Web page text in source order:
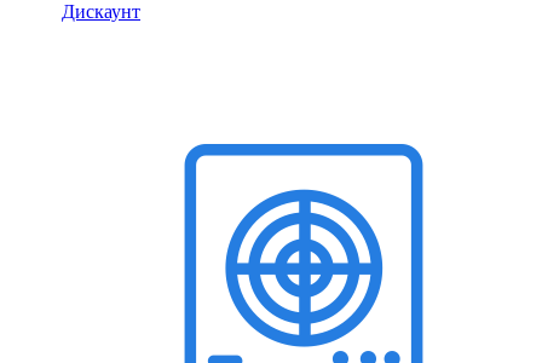
Дискаунт